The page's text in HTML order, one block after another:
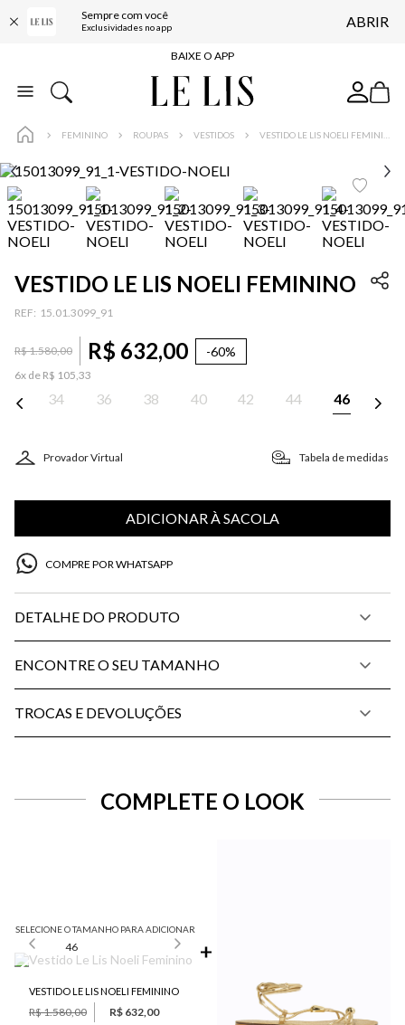
Sempre com você
Exclusividades no app ABRIR
FRETE GRÁTIS*
BAIXE O APP
10% OFF NA PRIMEIRA COMPRA*
FRETE GRÁTIS*
BAIXE O APP
10% OFF NA PRIMEIRA COMPRA*
FEMININO ROUPAS VESTIDOS
VESTIDO LE LIS NOELI FEMININO
: 15.01.3099_91
R$1.580,00 R$ 632,00 -60%
6x de R$ 105,33
34 36 38 40 42 44 46
Provador Virtual Tabela de medidas
ADICIONAR À SACOLA
COMPRE POR WHATSAPP
DETALHE DO PRODUTO
ENCONTRE O SEU TAMANHO
TROCAS E DEVOLUÇÕES
COMPLETE O LOOK
SELECIONE O TAMANHO PARA ADICIONAR
46
VESTIDO LE LIS NOELI FEMININO
R$ 1.580,00
R$ 632,00